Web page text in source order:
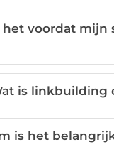
voordat mijn
is linkbuilding
is het